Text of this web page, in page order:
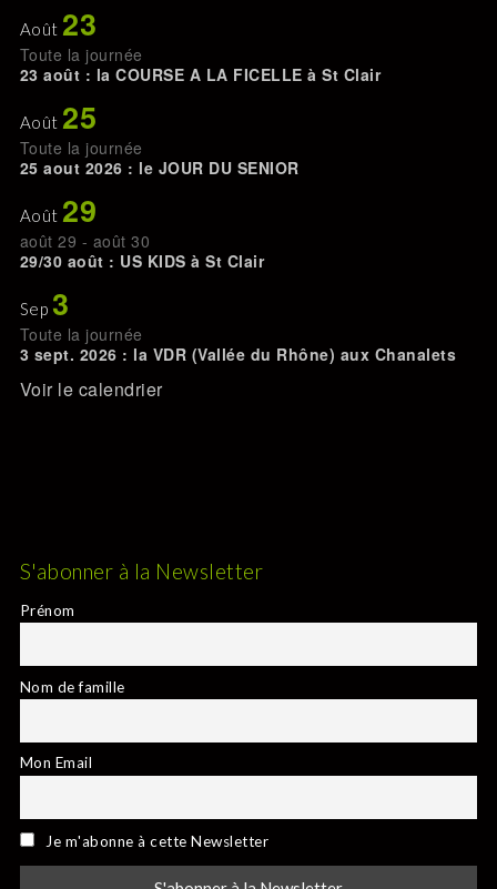
Août 23
Toute la journée
23 août : la COURSE A LA FICELLE à St Clair
Août 25
Toute la journée
25 aout 2026 : le JOUR DU SENIOR
Août 29
août 29 - août 30
29/30 août : US KIDS à St Clair
Sep 3
Toute la journée
3 sept. 2026 : la VDR (Vallée du Rhône) aux Chanalets
Voir le calendrier
S'abonner à la Newsletter
Prénom
Nom de famille
Mon Email
Je m'abonne à cette Newsletter